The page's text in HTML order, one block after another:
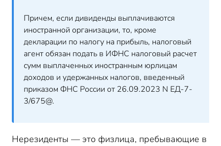
Причем, если дивиденды выплачиваются
иностранной организации, то, кроме
декларации по налогу на прибыль, налоговый
агент обязан подать в ИФНС налоговый расчет
сумм выплаченных иностранным юрлицам
доходов и удержанных налогов, введенный
приказом ФНС России от 26.09.2023 N ЕД-7-
3/675@.
Нерезиденты — это физлица, пребывающие в